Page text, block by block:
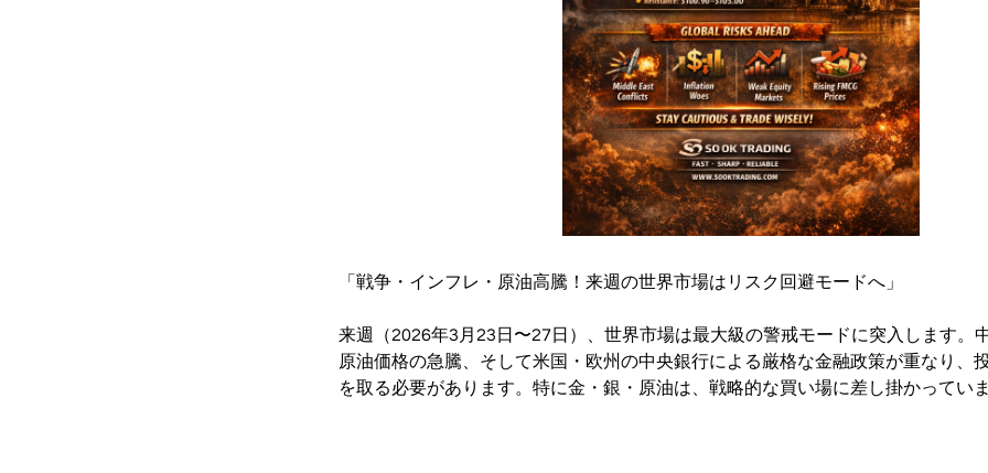
「戦争・インフレ・原油高騰！来週の世界市場はリスク回避モードへ」
来週（2026年3月23日〜27日）、世界市場は最大級の警戒モードに突入します。
原油価格の急騰、そして米国・欧州の中央銀行による厳格な金融政策が重なり、
を取る必要があります。特に金・銀・原油は、戦略的な買い場に差し掛かっていま